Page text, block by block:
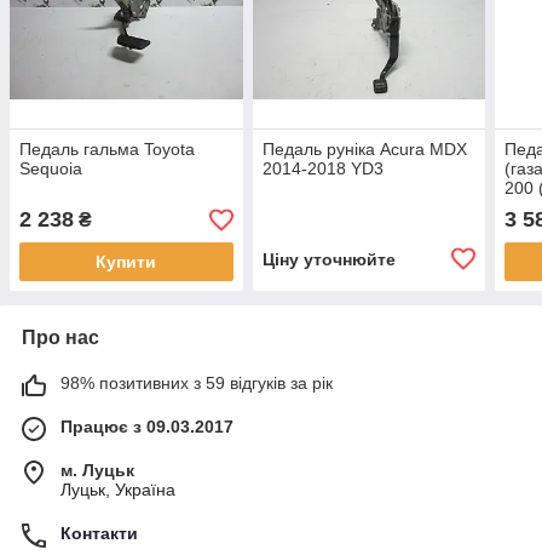
Педаль гальма Toyota
Sequoia
2 238 ₴
Купити
Педаль руніка Acura MDX
2014-2018 YD3
Ціну уточнюйте
200
3
Про нас
98% позитивних з 59 відгуків за рік
Працює з 09.03.2017
м. Луцьк
Луцьк, Україна
Контакти